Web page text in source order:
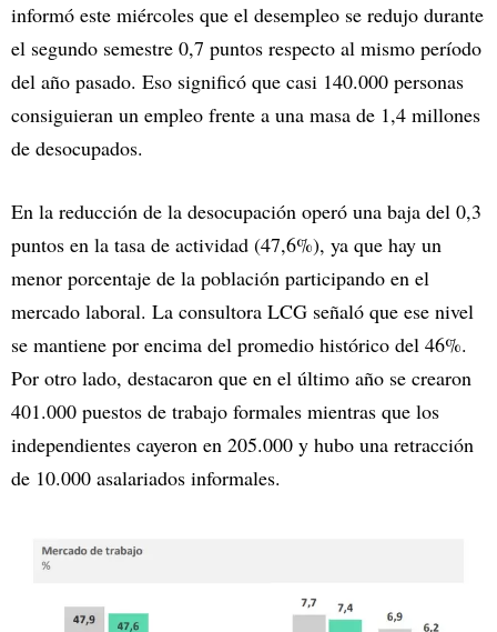
informó este miércoles que el desempleo se redujo durante
el segundo semestre 0,7 puntos respecto al mismo período
del año pasado. Eso significó que casi 140.000 personas
consiguieran un empleo frente a una masa de 1,4 millones
de desocupados.
En la reducción de la desocupación operó una baja del 0,3
puntos en la tasa de actividad (47,6%), ya que hay un
menor porcentaje de la población participando en el
mercado laboral. La consultora LCG señaló que ese nivel
se mantiene por encima del promedio histórico del 46%.
Por otro lado, destacaron que en el último año se crearon
401.000 puestos de trabajo formales mientras que los
independientes cayeron en 205.000 y hubo una retracción
de 10.000 asalariados informales.